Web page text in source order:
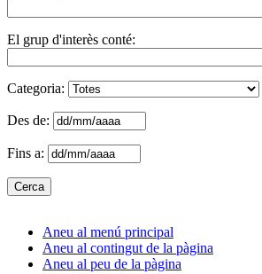
El grup d'interès conté:
Categoria:
Des de:
Fins a:
Aneu al menú principal
Aneu al contingut de la pàgina
Aneu al peu de la pàgina